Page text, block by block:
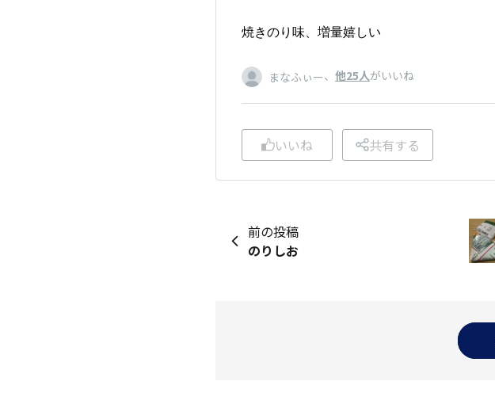
焼きのり味、増量嬉しい
まなふぃー、 他25人がいいね
いいね 共有する
前の投稿
のりしお